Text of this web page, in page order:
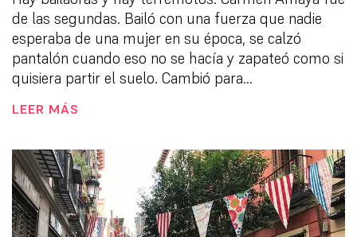
de las segundas. Bailó con una fuerza que nadie
esperaba de una mujer en su época, se calzó
pantalón cuando eso no se hacía y zapateó como si
quisiera partir el suelo. Cambió para...
LEER MÁS